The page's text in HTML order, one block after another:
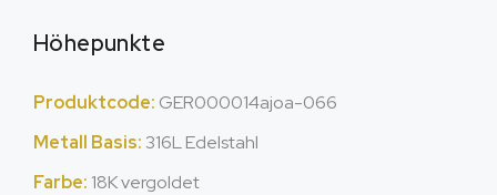
Höhepunkte
Produktcode: GER000014ajoa-066
Metall Basis: 316L Edelstahl
Farbe: 18K vergoldet